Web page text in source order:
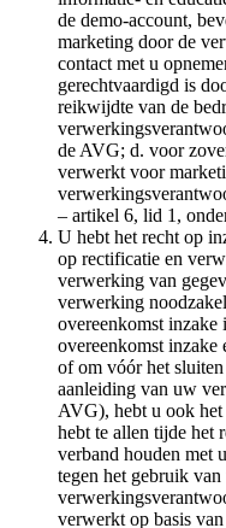
de demo-account,
marketing door de
contact met u
gerechtvaardigd is
reikwijdte van de
de AVG; d. voor
verwerkt voor
– artikel 6, lid 1,
U hebt het recht op
op rectificatie en
verwerking van
verwerking
overeenkomst inzake
overeenkomst inzake
of om vóór het sluiten
aanleiding van uw
AVG), hebt u ook het
hebt te allen tijde het
verband houden met
tegen het gebruik
verwerkt op basis